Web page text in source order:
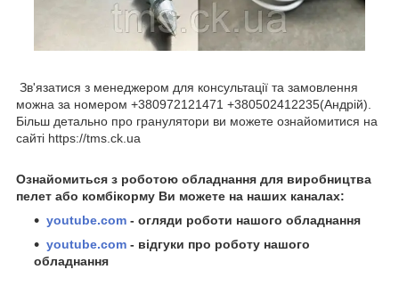
Зв'язатися з менеджером для консультації та замовлення
можна за номером +380972121471 +380502412235(Андрій).
Більш детально про гранулятори ви можете ознайомитися на
сайті https://tms.ck.ua
Ознайомиться з роботою обладнання для виробництва
пелет або комбікорму Ви можете на наших каналах:
youtube.com - огляди роботи нашого обладнання
youtube.com - відгуки про роботу нашого
обладнання